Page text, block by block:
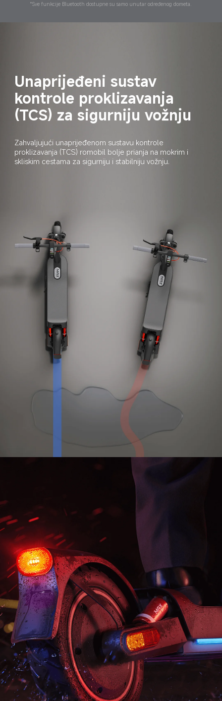
*Sve funkcije Bluetooth dostupne su samo unutar određenog dometa.
Unaprijeđeni sustav
kontrole proklizavanja
(TCS) za sigurniju vožnju
Zahvaljujući unaprijeđenom sustavu kontrole
proklizavanja (TCS) romobil bolje prianja na mokrim i
skliskim cestama za sigurniju i stabilniju vožnju.